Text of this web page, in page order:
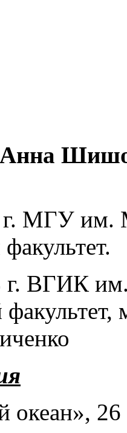
Анна
г. МГУ
г. ВГИК
океан»,